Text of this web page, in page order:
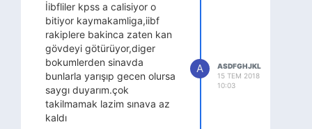
İibfliler kpss a calisiyor o
bitiyor kaymakamliga,iibf
rakiplere bakinca zaten kan
gövdeyi götürüyor,diger
bokumlerden sinavda
bunlarla yarışıp gecen olursa
saygı duyarım.çok
takilmamak lazim sınava az
kaldı
A
ASDFGHJKL
15 TEM 2018
10:03